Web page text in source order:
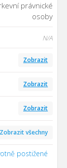
právnické
osoby
N/A
Zobrazit
Zobrazit
Zobrazit
Zobrazit všechny
postižené